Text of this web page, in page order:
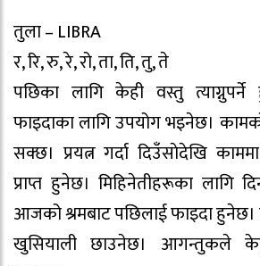
तुला – LIBRA
र, रि, रु, रे, रो, ता, ति, तु, ते
पछिका लागि केही वस्तु
फाइदाका लागि उपयोग भइनेछ।
सक्छ। प्रयत्न गर्दा दिउँसाेदेखि
प्राप्त हुनेछ। मिहिनेतीहरूका लागि
आजको श्रमबाट पछिलाई फाइदा हुनेछ।
खुसियाली छाउनेछ। आगन्तुकले